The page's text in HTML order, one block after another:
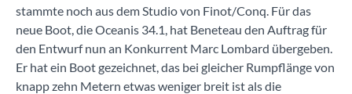
stammte noch aus dem Studio von Finot/Conq. Für das
neue Boot, die Oceanis 34.1, hat Beneteau den Auftrag für
den Entwurf nun an Konkurrent Marc Lombard übergeben.
Er hat ein Boot gezeichnet, das bei gleicher Rumpflänge von
knapp zehn Metern etwas weniger breit ist als die